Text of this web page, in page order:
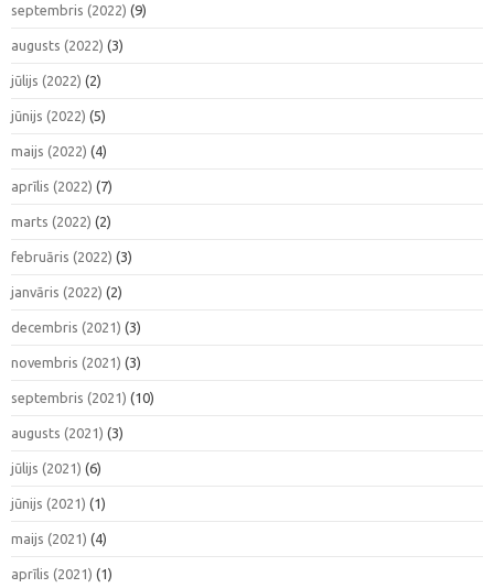
septembris (2022) (9)
augusts (2022) (3)
jūlijs (2022) (2)
jūnijs (2022) (5)
maijs (2022) (4)
aprīlis (2022) (7)
marts (2022) (2)
februāris (2022) (3)
janvāris (2022) (2)
decembris (2021) (3)
novembris (2021) (3)
septembris (2021) (10)
augusts (2021) (3)
jūlijs (2021) (6)
jūnijs (2021) (1)
maijs (2021) (4)
aprīlis (2021) (1)